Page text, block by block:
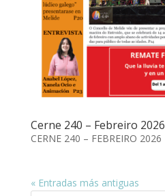
Cerne 240 – Febreiro 2026
CERNE 240 – FEBREIRO 2026
« Entradas más antiguas